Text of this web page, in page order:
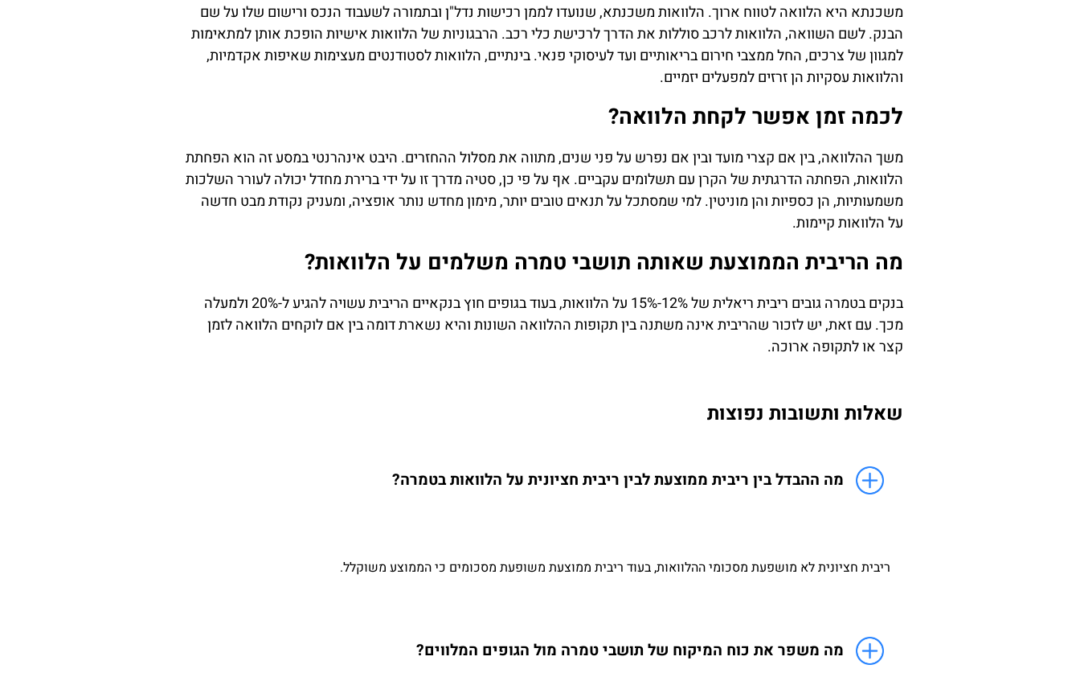
משכנתא היא הלוואה לטווח ארוך. הלוואות משכנתא, שנועדו לממן רכישות נדל"ן ובתמורה לשעבוד הנכס ורישום שלו על שם
הבנק. לשם השוואה, הלוואות לרכב סוללות את הדרך לרכישת כלי רכב. הרבגוניות של הלוואות אישיות הופכת אותן למתאימות
למגוון של צרכים, החל ממצבי חירום בריאותיים ועד לעיסוקי פנאי. בינתיים, הלוואות לסטודנטים מעצימות שאיפות אקדמיות,
והלוואות עסקיות הן זרזים למפעלים יזמיים.
לכמה זמן אפשר לקחת הלוואה?
משך ההלוואה, בין אם קצרי מועד ובין אם נפרש על פני שנים, מתווה את מסלול ההחזרים. היבט אינהרנטי במסע זה הוא הפחתת
הלוואות, הפחתה הדרגתית של הקרן עם תשלומים עקביים. אף על פי כן, סטיה מדרך זו על ידי ברירת מחדל יכולה לעורר השלכות
משמעותיות, הן כספיות והן מוניטין. למי שמסתכל על תנאים טובים יותר, מימון מחדש נותר אופציה, ומעניק נקודת מבט חדשה
על הלוואות קיימות.
מה הריבית הממוצעת שאותה תושבי טמרה משלמים על הלוואות?
בנקים בטמרה גובים ריבית ריאלית של 12%-15% על הלוואות, בעוד בגופים חוץ בנקאיים הריבית עשויה להגיע ל-20% ולמעלה
מכך. עם זאת, יש לזכור שהריבית אינה משתנה בין תקופות ההלוואה השונות והיא נשארת דומה בין אם לוקחים הלוואה לזמן
קצר או לתקופה ארוכה.
שאלות ותשובות נפוצות
מה ההבדל בין ריבית ממוצעת לבין ריבית חציונית על הלוואות בטמרה?
ריבית חציונית לא מושפעת מסכומי ההלוואות, בעוד ריבית ממוצעת משופעת מסכומים כי הממוצע משוקלל.
מה משפר את כוח המיקוח של תושבי טמרה מול הגופים המלווים?